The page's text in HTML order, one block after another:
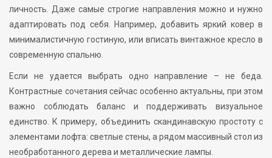
личность. Даже самые строгие направления можно и нужно
адаптировать под себя. Например, добавить яркий ковер в
минималистичную гостиную, или вписать винтажное кресло в
современную спальню.
Если не удается выбрать одно направление – не беда.
Контрастные сочетания сейчас особенно актуальны, при этом
важно соблюдать баланс и поддерживать визуальное
единство. К примеру, объединить скандинавскую простоту с
элементами лофта: светлые стены, а рядом массивный стол из
необработанного дерева и металлические лампы.